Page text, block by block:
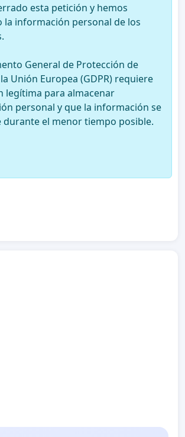
esta petición y hemos
la información personal de los
General de Protección de
Unión Europea (GDPR) requiere
legítima para almacenar
personal y que la información se
durante el menor tiempo posible.